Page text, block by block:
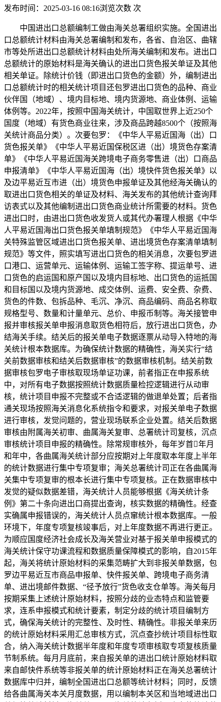
发布时间：2025-03-16 08:16浏览次数 次
中国进出口总额编制工做由海关总署组织实施。全国进出
口总额统计材料由海关总署编制和发布，各省、自治区、曲辖
市等处所进出口总额统计材料由处所海关编制和发布。进出口
总额统计的原始材料是海关确认的进出口货色报关单证及其他
相关单证。除统计价钱（即进出口货色的金额）外，编制进出
口总额统计时的相关统计项目还包罗进出口货色的品种、商业
伙伴国（地域）、境内目标地、境内货源地、商业体例、运输
体例等。2022年，按照中国海关统计，中国取世界上近250个
国度（地域）有货色商业往来，涉及商品跨越8500个（按照海
关统计商品分类）。次要包罗：《中华人平易近国海（出）口
货色报关单》《中华人平易近国保税区进（出）境货色存案清
单》《中华人平易近国海关跨境电子商务零售进（出）口商品
申报清单》《中华人平易近国海（出）境快件货色报关单》以
及边平易近互市进（出）境货色申报单证及其他经海关确认的
取进出口货色相关的单证及材料、海关发布的其他统计查询拜
访表式以及其他编制进出口货色商业统计所需要的材料。货色
进出口时，由进出口货色收发货人或其代办署理人根据《中华
人平易近国海出口货色报关单填制规范》《中华人平易近国海
关特殊监管区域进出口货色报关单、进出境货色存案清单填制
规范》等文件，照实填写进出口货色的相关消息，次要包罗进
口港口、运营单元、运输体例、运输工签字称、提运单号、进
口货色的启运国和原产国以及境内目标地、出口货色的运抵国
和目标国以及境内货源地、成交体例、运费、安全费、杂费、
货色的件数、包拆品种、毛沉、净沉、商品编码、商品名称取
规格型号、数量和计量单元、总价、申报币制等。海关接管申
报并审核报关单申报消息取货色相符后，放行进出口货色，办
结海关手续。结关后的报关单电子数据逐票从动导入特地的海
关统计根本数据库。为确保统计数据的精确性，海关实行“结
关前数据审核和结关后数据审核”的数据审核机制。结关前数
据审核包罗电子审核取现场单证功课，前者指正在申报系统
中，对所有电子数据按照统计数据质量检控逻辑进行从动审
核，统计项目申报不完整或不合适逻辑的做退单处置；后者指
通关现场按照海关消息化系统指令和要求，对报关单电子数据
进行审核，发觉问题的，营业现场联系企业处置。结关后数据
审核由附属海关初审、曲属海关复审、总署统计司复核，沉点
审核统计项目申报的精确性。除常规审核外，每年岁首年月
和年中，各曲属海关统计部分应按期对上年度取本年度上半年
的统计数据进行集中专项复审；海关总署统计司正在各曲属海
关集中专项复审的根本长进行集中专项复核。正在数据审核中
发觉的疑似数据差错，海关统计人员能够根据《海关统计条
例》第二十条向进出口商提出查询，核实数据的精确性。经查
实确属申报错误的，海关统计人员点窜统计根本数据库。一般
环境下，年度专项复核竣事后，对上年度数据不再进行更正。
为顺应国度经济社会成长及海关营业对基于报关单申报模式的
海关统计保守功课流程和数据质量保障模式的影响，自2015年
起，海关将统计原始材料的采集范畴扩大到非报关单数据，包
罗边平易近互市商品申报单、快件报关单、跨境电子商务清
单、进出境邮件数据、“径予放行”货色收支仓单等。海关每月
按期采集上述统计原始材料，按照分歧的业态特点和监管要
求，连系申报模式和统计要素，制定分歧的统计项目编制方
式，确保海关统计的完整性、及时性、精确性。非报关单来历
的统计原始材料采用汇总审核方式，沉点查抄统计项目标性取
合，纳入海关统计数据半年度和年度专项审核取专项复核质量
节制系统。每月月底前，来自报关单的进出口统计原始材料取
来自邮快件系统等非报关单的统计原始材料正在海关总署统计
数据库中归并，编制全国进出口总额等统计材料；同时，反馈
给各曲属海关本关月度数据，用以编制本关区和当地域进出口